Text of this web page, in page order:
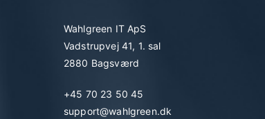
Wahlgreen IT ApS
Vadstrupvej 41, 1. sal
2880 Bagsværd
+45 70 23 50 45
support@wahlgreen.dk